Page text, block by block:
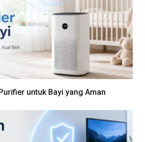
untuk Bayi yang Aman